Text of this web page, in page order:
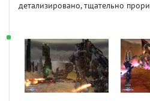
детализировано, тщательно